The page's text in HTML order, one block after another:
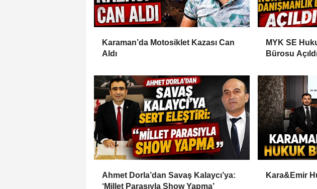
Karaman’da Motosiklet Kazası Can
Aldı
MYK SE
Bürosu
Ahmet Dorla’dan Savaş Kalaycı’ya:
‘Millet Parasıyla Show Yapma’
Kara&Emir